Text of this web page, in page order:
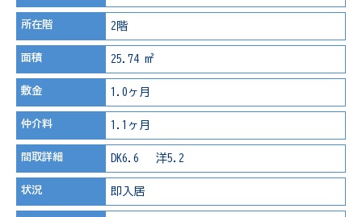
所在階 2階
面積 25.74 m²
敷金 1.0ヶ月
仲介料 1.1ヶ月
間取詳細 DK6.6 洋5.2
状況 即入居